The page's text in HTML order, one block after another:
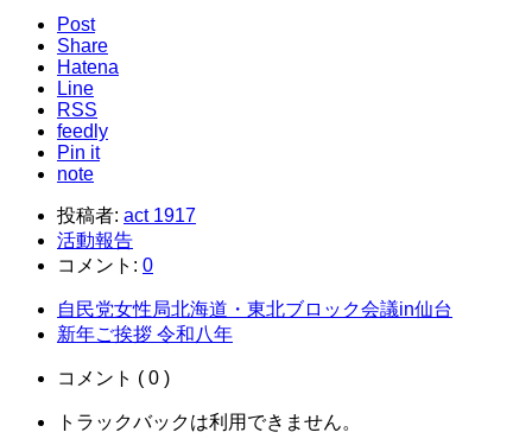
Post
Share
Hatena
Line
RSS
feedly
Pin it
note
投稿者: act 1917
活動報告
コメント: 0
自民党女性局北海道・東北ブロック会議in仙台
新年ご挨拶 令和八年
コメント ( 0 )
トラックバックは利用できません。